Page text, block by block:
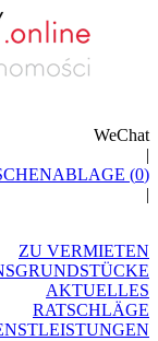
WeChat
|
(0)
|
ZU VERMIETEN
AKTUELLES
RATSCHLÄGE